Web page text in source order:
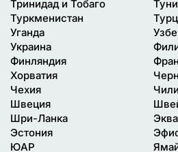
Тринидад и Тобаго
Туркменистан
Уганда
Украина
Финляндия
Хорватия
Чехия
Чили
Швеция
Шри-Ланка
Эстония
ЮАР